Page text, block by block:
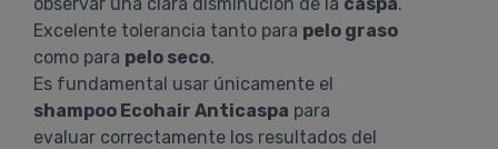
Excelente tolerancia tanto para pelo graso
como para pelo seco.
Es fundamental usar únicamente el
shampoo Ecohair Anticaspa para
evaluar correctamente los resultados del